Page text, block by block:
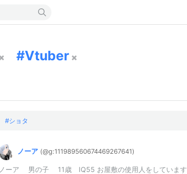
Vtuber
ショタ
ノーア (@g:111989560674469267641)
ノーア 男の子 11歳 IQ55 お屋敷の使用人をしています